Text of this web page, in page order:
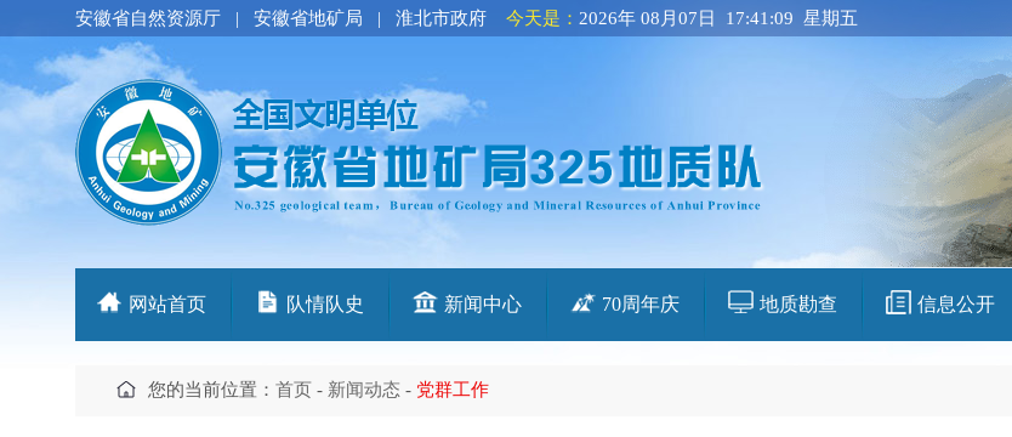
安徽省自然资源厅 | 安徽省地矿局 | 淮北市政府 今天是： 2026年 08月07日 17:41:09 星期五
网站首页 队情队史 新闻中心 70周年庆 地质勘查 信息公开
您的当前位置： 首页 - 新闻动态 - 党群工作